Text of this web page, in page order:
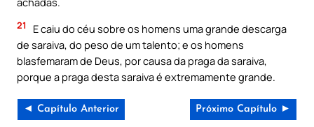
21
E caiu do céu sobre os homens uma grande descarga
de saraiva, do peso de um talento; e os homens
blasfemaram de Deus, por causa da praga da saraiva,
porque a praga desta saraiva é extremamente grande.
◄ Capítulo Anterior Próximo Capítulo ►